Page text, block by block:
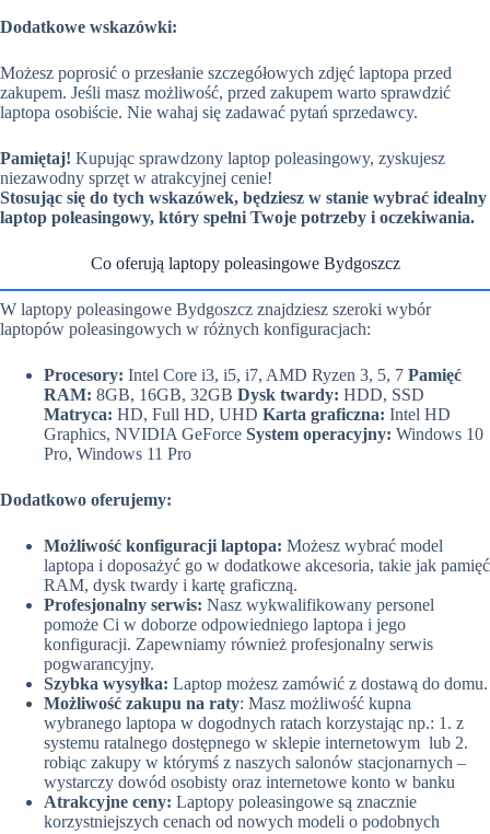
Dodatkowe wskazówki:
Możesz poprosić o przesłanie szczegółowych zdjęć laptopa przed
zakupem. Jeśli masz możliwość, przed zakupem warto sprawdzić
laptopa osobiście. Nie wahaj się zadawać pytań sprzedawcy.
Pamiętaj! Kupując sprawdzony laptop poleasingowy, zyskujesz
niezawodny sprzęt w atrakcyjnej cenie!
Stosując się do tych wskazówek, będziesz w stanie wybrać idealny
laptop poleasingowy, który spełni Twoje potrzeby i oczekiwania.
Co oferują laptopy poleasingowe Bydgoszcz
W laptopy poleasingowe Bydgoszcz znajdziesz szeroki wybór
laptopów poleasingowych w różnych konfiguracjach:
Procesory: Intel Core i3, i5, i7, AMD Ryzen 3, 5, 7 Pamięć
RAM: 8GB, 16GB, 32GB Dysk twardy: HDD, SSD
Matryca: HD, Full HD, UHD Karta graficzna: Intel HD
Graphics, NVIDIA GeForce System operacyjny: Windows 10
Pro, Windows 11 Pro
Dodatkowo oferujemy:
Możliwość konfiguracji laptopa: Możesz wybrać model
laptopa i doposażyć go w dodatkowe akcesoria, takie jak pamięć
RAM, dysk twardy i kartę graficzną.
Profesjonalny serwis: Nasz wykwalifikowany personel
pomoże Ci w doborze odpowiedniego laptopa i jego
konfiguracji. Zapewniamy również profesjonalny serwis
pogwarancyjny.
Szybka wysyłka: Laptop możesz zamówić z dostawą do domu.
Możliwość zakupu na raty: Masz możliwość kupna
wybranego laptopa w dogodnych ratach korzystając np.: 1. z
systemu ratalnego dostępnego w sklepie internetowym lub 2.
robiąc zakupy w którymś z naszych salonów stacjonarnych –
wystarczy dowód osobisty oraz internetowe konto w banku
Atrakcyjne ceny: Laptopy poleasingowe są znacznie
korzystniejszych cenach od nowych modeli o podobnych